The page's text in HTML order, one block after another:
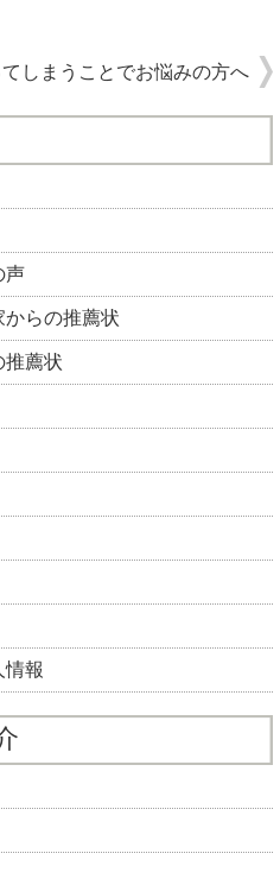
しまうことでお悩みの方へ
声
からの推薦状
推薦状
情報